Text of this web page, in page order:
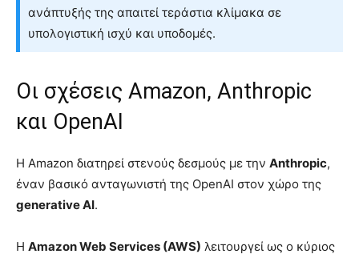
ανάπτυξής της απαιτεί τεράστια κλίμακα σε
υπολογιστική ισχύ και υποδομές.
Οι σχέσεις Amazon, Anthropic
και OpenAI
Η Amazon διατηρεί στενούς δεσμούς με την Anthropic,
έναν βασικό ανταγωνιστή της OpenAI στον χώρο της
generative AI.
Η Amazon Web Services (AWS) λειτουργεί ως ο κύριος